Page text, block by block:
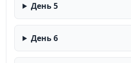
День 5
День 6